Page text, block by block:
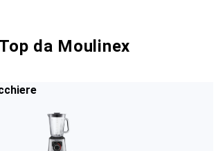
da Moulinex